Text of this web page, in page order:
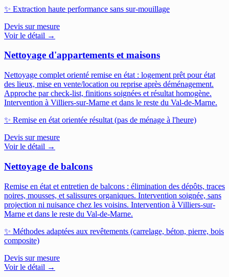
✨ Extraction haute performance sans sur-mouillage
Devis sur mesure
Voir le détail →
Nettoyage d'appartements et maisons
Nettoyage complet orienté remise en état : logement prêt pour état
des lieux, mise en vente/location ou reprise après déménagement.
Approche par check-list, finitions soignées et résultat homogène.
Intervention à Villiers-sur-Marne et dans le reste du Val-de-Marne.
✨ Remise en état orientée résultat (pas de ménage à l'heure)
Devis sur mesure
Voir le détail →
Nettoyage de balcons
Remise en état et entretien de balcons : élimination des dépôts, traces
noires, mousses, et salissures organiques. Intervention soignée, sans
projection ni nuisance chez les voisins. Intervention à Villiers-sur-
Marne et dans le reste du Val-de-Marne.
✨ Méthodes adaptées aux revêtements (carrelage, béton, pierre, bois
composite)
Devis sur mesure
Voir le détail →